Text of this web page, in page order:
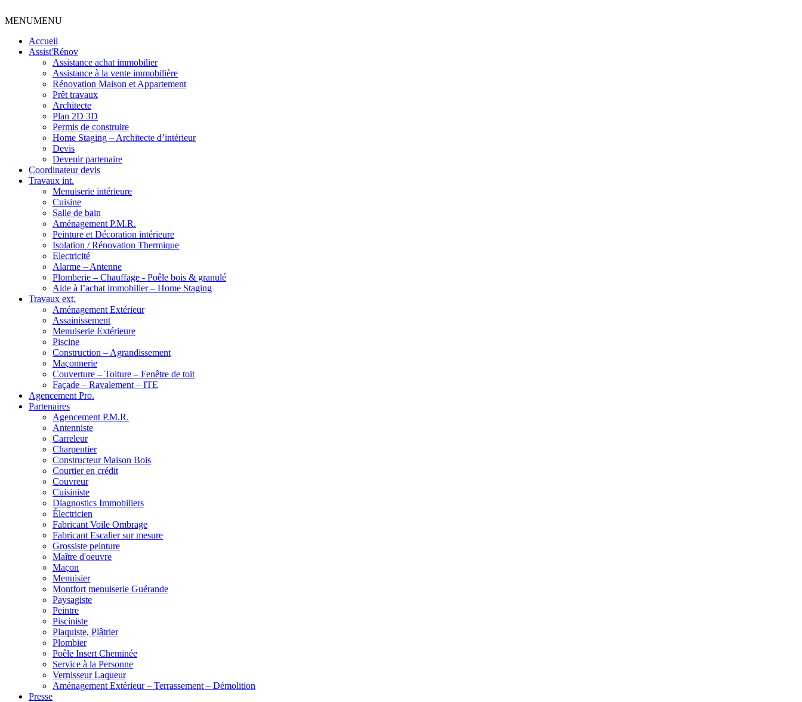
MENUMENU
Accueil
Assist'Rénov
Assistance achat immobilier
Assistance à la vente immobilière
Rénovation Maison et Appartement
Prêt travaux
Architecte
Plan 2D 3D
Permis de construire
Home Staging – Architecte d’intérieur
Devis
Devenir partenaire
Coordinateur devis
Travaux int.
Menuiserie intérieure
Cuisine
Salle de bain
Aménagement P.M.R.
Peinture et Décoration intérieure
Isolation / Rénovation Thermique
Electricité
Alarme – Antenne
Plomberie – Chauffage - Poêle bois & granulé
Aide à l’achat immobilier – Home Staging
Travaux ext.
Aménagement Extérieur
Assainissement
Menuiserie Extérieure
Piscine
Construction – Agrandissement
Maçonnerie
Couverture – Toiture – Fenêtre de toit
Façade – Ravalement – ITE
Agencement Pro.
Partenaires
Agencement P.M.R.
Antenniste
Carreleur
Charpentier
Constructeur Maison Bois
Courtier en crédit
Couvreur
Cuisiniste
Diagnostics Immobiliers
Électricien
Fabricant Voile Ombrage
Fabricant Escalier sur mesure
Grossiste peinture
Maître d'oeuvre
Maçon
Menuisier
Montfort menuiserie Guérande
Paysagiste
Peintre
Pisciniste
Plaquiste, Plâtrier
Plombier
Poêle Insert Cheminée
Service à la Personne
Vernisseur Laqueur
Aménagement Extérieur – Terrassement – Démolition
Presse